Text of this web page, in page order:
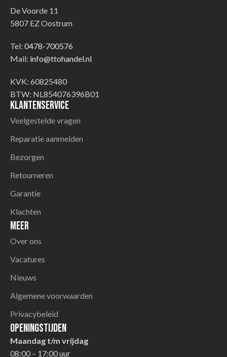
De Voorde 11
5807 EZ Oostrum
Tel: 0478-700576
Mail: info@ttohandel.nl
KVK: 60825480
BTW: NL854076396B01
Klantenservice
Veelgestelde vragen
Reparatie aanmelden
Bezorgen
Retourneren
Garantie
Klachten
Meer
Over ons
Vacatures
Nieuws
Algemene voorwaarden
Privacybeleid
Openingstijden
Maandag t/m vrijdag
08:00 – 17:00 uur